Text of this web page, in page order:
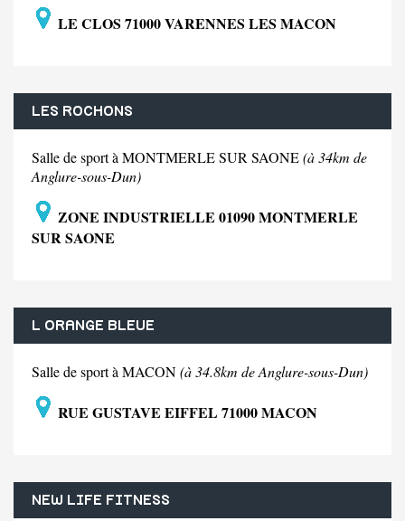
LE CLOS 71000 VARENNES LES MACON
LES ROCHONS
Salle de sport à MONTMERLE SUR SAONE(à 34km de
Anglure-sous-Dun)
ZONE INDUSTRIELLE 01090 MONTMERLE
SUR SAONE
L ORANGE BLEUE
Salle de sport à MACON(à 34.8km de Anglure-sous-Dun)
RUE GUSTAVE EIFFEL 71000 MACON
NEW LIFE FITNESS